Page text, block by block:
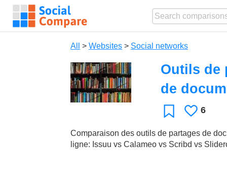
All > Websites > Social networks
Outils de
de
FavoriteLikes
6
Comparaison des outils de partages de
ligne: Issuu vs Calameo vs Scribd vs